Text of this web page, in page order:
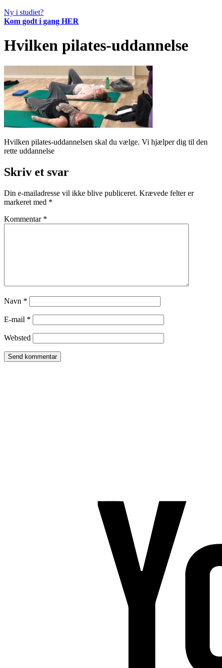
Ny i studiet?
Kom godt i gang HER
Hvilken pilates-uddannelse
Hvilken pilates-uddannelsen skal du vælge. Vi hjælper dig til den
rette uddannelse
Skriv et svar
Din e-mailadresse vil ikke blive publiceret. Krævede felter er
markeret med *
Kommentar *
Navn *
E-mail *
Websted